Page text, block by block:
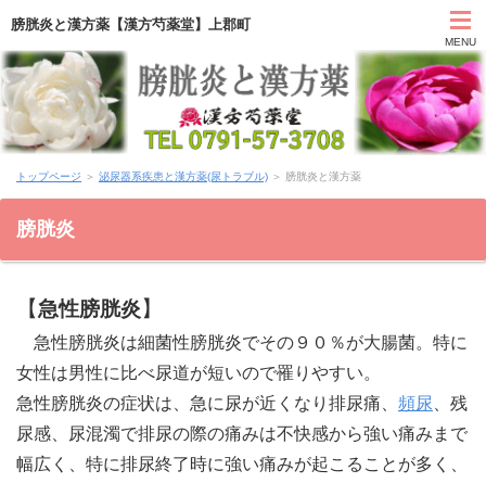
膀胱炎と漢方薬【漢方芍薬堂】上郡町
MENU
HOME
カウンセリング
アクセス
お問い合わせ
上郡日記ブログ
トップページ ＞ 泌尿器系疾患と漢方薬(尿トラブル) ＞ 膀胱炎と漢方薬
膀胱炎
【急性膀胱炎】
急性膀胱炎は細菌性膀胱炎でその９０％が大腸菌。特に
女性は男性に比べ尿道が短いので罹りやすい。
急性膀胱炎の症状は、急に尿が近くなり排尿痛、 頻尿
、残
尿感、尿混濁で排尿の際の痛みは不快感から強い痛みまで
幅広く、特に排尿終了時に強い痛みが起こることが多く、